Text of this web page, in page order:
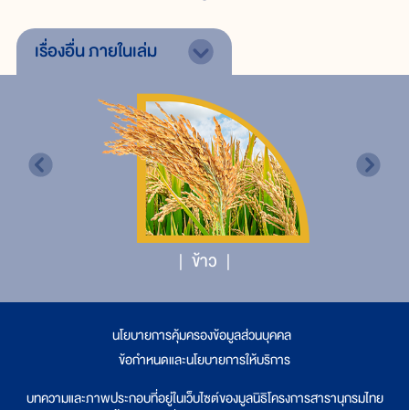
เรื่องอื่นภายในเล่ม
ข้าว
นโยบายการคุ้มครองข้อมูลส่วนบุคคล
ข้อกำหนดและนโยบายการให้บริการ
บทความและภาพประกอบที่อยู่ในเว็บไซต์ของมูลนิธิโครงการสารานุกรมไทย